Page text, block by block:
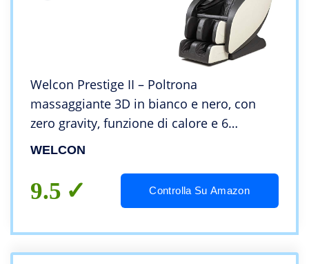
Welcon Prestige II – Poltrona
massaggiante 3D in bianco e nero, con
zero gravity, funzione di calore e 6
programmi automatici, colore nero
WELCON
9.5 Controlla Su Amazon